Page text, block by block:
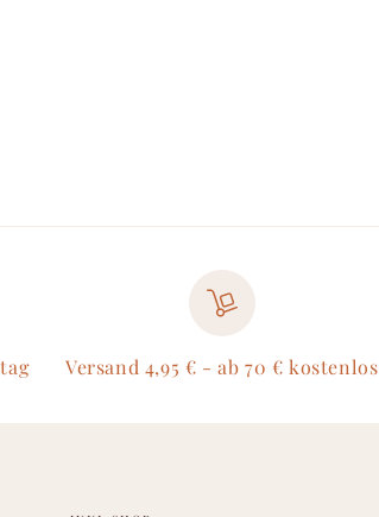
Versand 4,95 € - ab 70 € kostenlos